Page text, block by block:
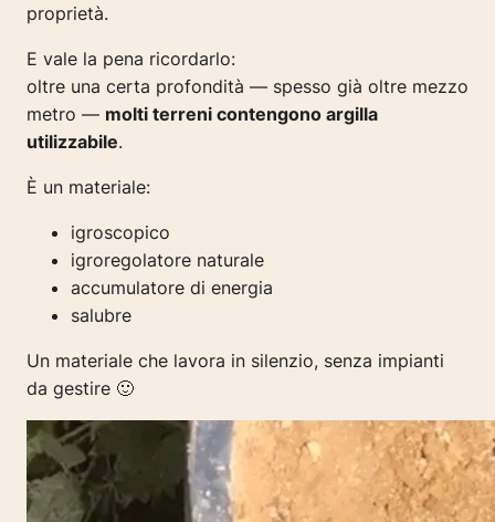
proprietà.
E vale la pena ricordarlo:
oltre una certa profondità — spesso già oltre mezzo
metro — molti terreni contengono argilla
utilizzabile.
È un materiale:
igroscopico
igroregolatore naturale
accumulatore di energia
salubre
Un materiale che lavora in silenzio, senza impianti
da gestire 🙂